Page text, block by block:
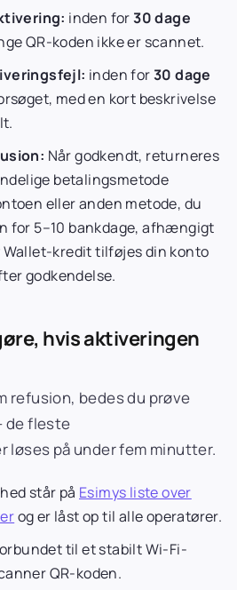
inden for30 dage
QR-koden ikke er scannet.
inden for30 dage
med en kort beskrivelse
Når godkendt, returneres
betalingsmetode
eller anden metode, du
for 5–10 bankdage, afhængigt
Wallet-kredit tilføjes din konto
godkendelse.
hvis aktiveringen
refusion, bedes du prøve
de fleste
løses på under fem minutter.
står på Esimys liste over
og er låst op til alle operatører.
til et stabilt Wi-Fi-
QR-koden.